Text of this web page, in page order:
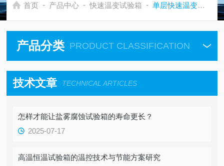
首页 - 产品中心 - 快速温变试验箱 - 单层快速温变试验箱
产品分类 PRODUCT CLASSIFICATION
技术文章 TECHNICAL ARTICLES
怎样才能让盐雾腐蚀试验箱的寿命更长？
2025-07-17
高温恒温试验箱的温控技术与节能方案研究